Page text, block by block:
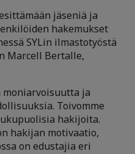
jäseniä ja
hakemukset
SYLin ilmastotyöstä
Marcell Bertalle,
moniarvoisuutta ja
Toivomme
hakijoita.
hakijan motivaatio,
on edustajia eri